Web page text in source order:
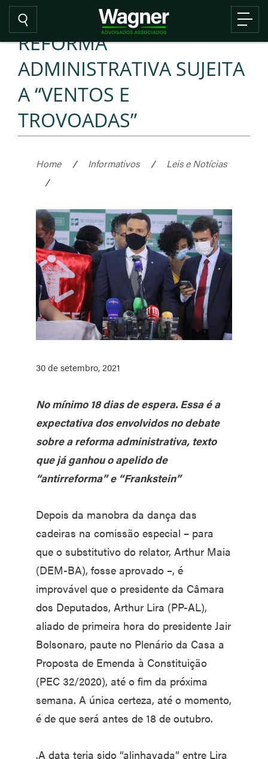
REFORMA
ADMINISTRATIVA SUJEITA
A “VENTOS E
TROVOADAS”
Home / Informativos /
Leis e Notícias
/
30 de setembro, 2021
No mínimo 18 dias de espera. Essa é a
expectativa dos envolvidos no debate
sobre a reforma administrativa, texto
que já ganhou o apelido de
“antirreforma” e “Frankstein”
Depois da manobra da dança das
cadeiras na comissão especial – para
que o substitutivo do relator, Arthur Maia
(DEM-BA), fosse aprovado –, é
improvável que o presidente da Câmara
dos Deputados, Arthur Lira (PP-AL),
aliado de primeira hora do presidente Jair
Bolsonaro, paute no Plenário da Casa a
Proposta de Emenda à Constituição
(PEC 32/2020), até o fim da próxima
semana. A única certeza, até o momento,
é de que será antes de 18 de outubro.
.A data teria sido “alinhavada” entre Lira